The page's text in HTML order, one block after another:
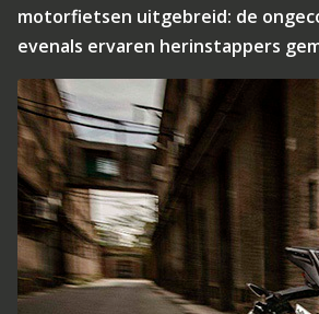
motorfietsen uitgebreid: de
evenals ervaren herinstappers